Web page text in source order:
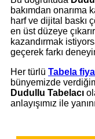
bakımdan onarıma
harf ve dijital baskı
en üst düzeye
kazandırmak
geçerek farkı
Her türlü Tabela
bünyemizde
Dudullu Tabelacı
anlayışımız ile